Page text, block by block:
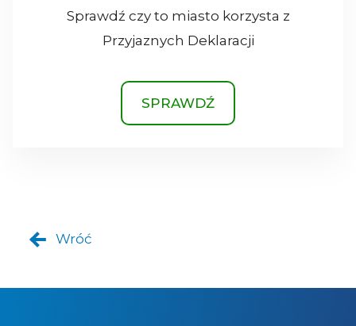
Sprawdź czy to miasto korzysta z
Przyjaznych Deklaracji
SPRAWDŹ
Wróć